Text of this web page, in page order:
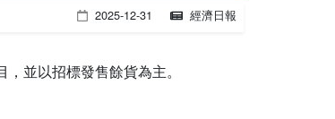
2025-12-31 經濟日報
並以招標發售餘貨為主。